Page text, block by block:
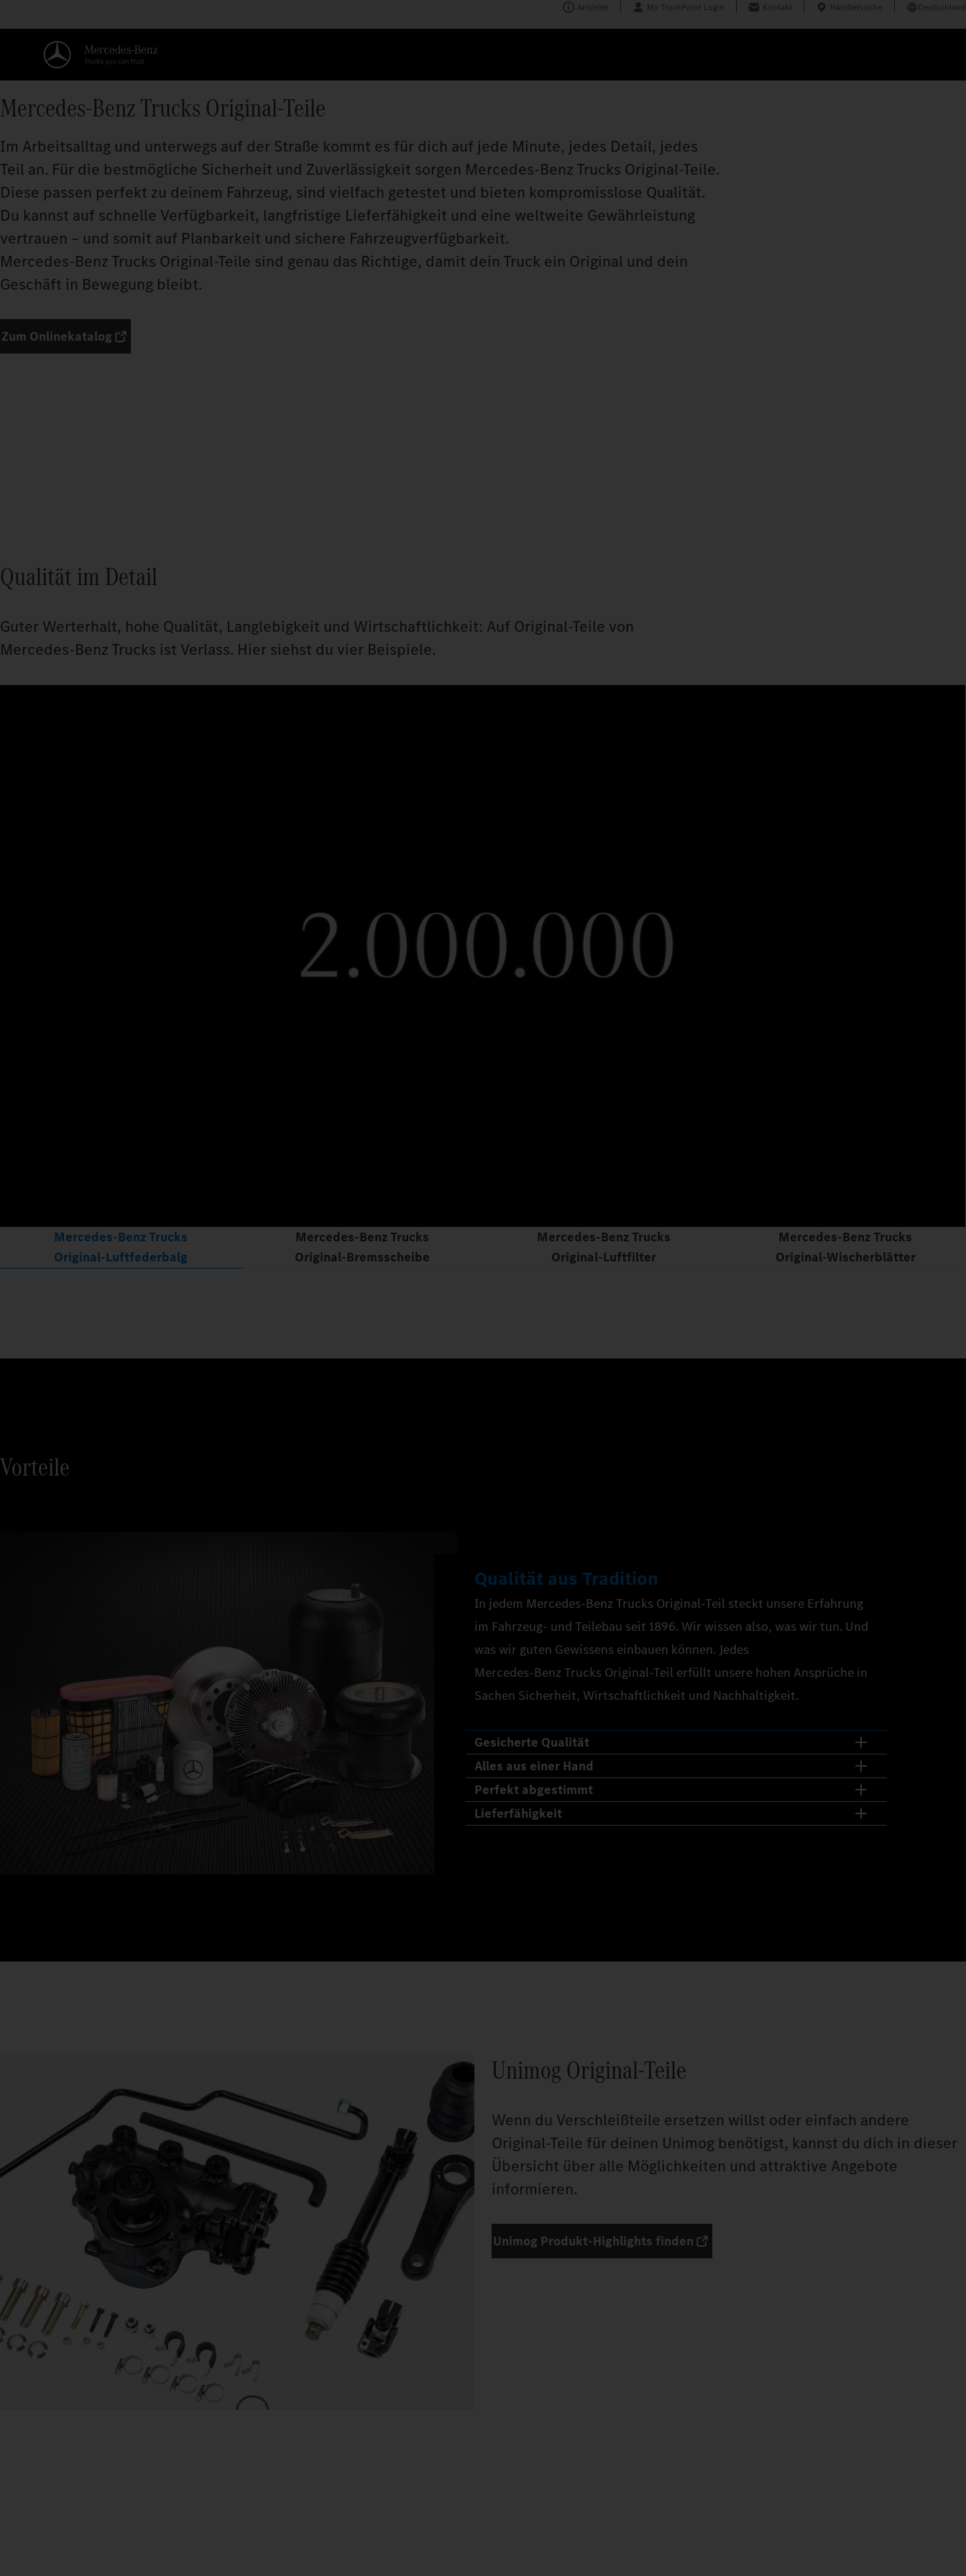
Anbieter My TruckPoint Login Kontakt Händlersuche Deutschland
Mercedes‑Benz Trucks Original-Teile
Im Arbeitsalltag und unterwegs auf der Straße kommt es für dich auf jede Minute, jedes Detail, jedes
Teil an. Für die bestmögliche Sicherheit und Zuverlässigkeit sorgen Mercedes‑Benz Trucks Original‑Teile.
Diese passen perfekt zu deinem Fahrzeug, sind vielfach getestet und bieten kompromisslose Qualität.
Du kannst auf schnelle Verfügbarkeit, langfristige Lieferfähigkeit und eine weltweite Gewährleistung
vertrauen – und somit auf Planbarkeit und sichere Fahrzeugverfügbarkeit.
Mercedes‑Benz Trucks Original-Teile sind genau das Richtige, damit dein Truck ein Original und dein
Geschäft in Bewegung bleibt.
Zum Onlinekatalog
Qualität im Detail
Guter Werterhalt, hohe Qualität, Langlebigkeit und Wirtschaftlichkeit: Auf Original‑Teile von
Mercedes‑Benz Trucks ist Verlass. Hier siehst du vier Beispiele.
Mercedes‑Benz Trucks
Original‑Luftfederbalg
Mercedes‑Benz Trucks
Original‑Bremsscheibe
Mercedes‑Benz Trucks
Original‑Luftfilter
Mercedes‑Benz Trucks
Original‑Wischerblätter
Vorteile
Qualität aus Tradition
In jedem Mercedes‑Benz Trucks Original-Teil steckt unsere Erfahrung
im Fahrzeug- und Teilebau seit 1896. Wir wissen also, was wir tun. Und
was wir guten Gewissens einbauen können. Jedes
Mercedes‑Benz Trucks Original‑Teil erfüllt unsere hohen Ansprüche in
Sachen Sicherheit, Wirtschaftlichkeit und Nachhaltigkeit.
Gesicherte Qualität
Alles aus einer Hand
Perfekt abgestimmt
Lieferfähigkeit
Unimog Original-Teile
Wenn du Verschleißteile ersetzen willst oder einfach andere
Original-Teile für deinen Unimog benötigst, kannst du dich in dieser
Übersicht über alle Möglichkeiten und attraktive Angebote
informieren.
Unimog Produkt-Highlights finden